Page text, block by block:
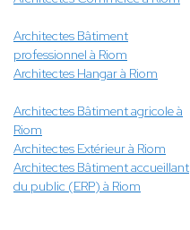
Architectes Bâtiment
professionnel à Riom
Architectes Hangar à Riom
Architectes Bâtiment agricole à
Riom
Architectes Extérieur à Riom
Architectes Bâtiment accueillant
du public (ERP) à Riom